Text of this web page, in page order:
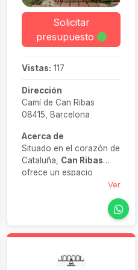
Solicitar
presupuesto
Vistas: 117
Dirección
Camí de Can Ribas
08415, Barcelona
Acerca de
Situado en el corazón de
Cataluña, Can Ribas
ofrece un espacio
singular donde la historia
de una masía centenaria
Con amplias zonas
atmósfera romántica y
Ver